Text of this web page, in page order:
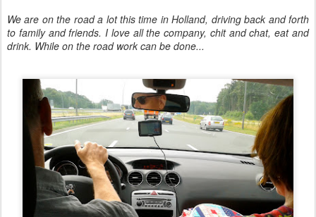
We are on the road a lot this time in Holland, driving back and forth
to family and friends. I love all the company, chit and chat, eat and
drink. While on the road work can be done...